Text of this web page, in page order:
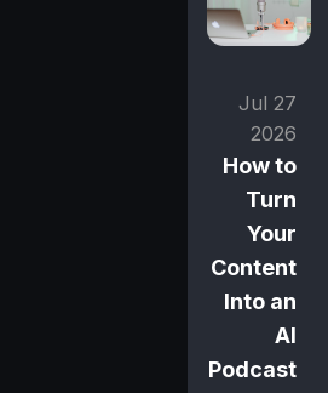
27 Jul
2026
How to
Turn
Your
Content
Into an
AI
Podcast